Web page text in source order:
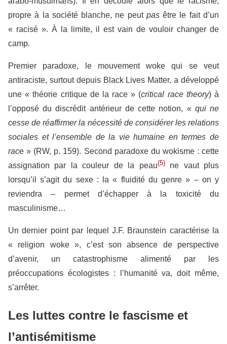
propre à la société blanche, ne peutpasêtre le fait d’un
« racisé ». À la limite, il est vain de vouloir changer de
camp.
Premier paradoxe, le mouvement woke qui se veut
antiraciste, surtout depuis Black Lives Matter, a développé
une « théorie critique de la race » (critical race theory) à
l’opposé du discrédit antérieur de cette notion, « qui ne
cesse de réaffirmer la nécessité de considérer les relations
sociales et l’ensemble de la vie humaine en termes de
race » (RW, p. 159). Second paradoxe du wokisme : cette
assignation par la couleur de la peau(5)ne vaut plus
lorsqu’il s’agit du sexe : la « fluidité du genre » – on y
reviendra – permet d’échapper à la toxicité du
masculinisme…
Un dernier point par lequel J.F. Braunstein caractérise la
« religion woke », c’est son absence de perspective
d’avenir, un catastrophisme alimenté par les
préoccupations écologistes : l’humanité va, doit même,
s’arrêter.
Les luttes contre le fascisme et
l’antisémitisme